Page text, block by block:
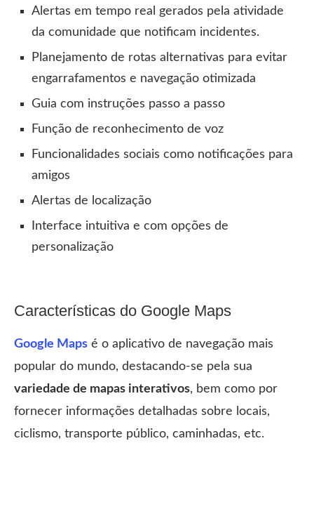
Alertas em tempo real gerados pela atividade
da comunidade que notificam incidentes.
Planejamento de rotas alternativas para evitar
engarrafamentos e navegação otimizada
Guia com instruções passo a passo
Função de reconhecimento de voz
Funcionalidades sociais como notificações para
amigos
Alertas de localização
Interface intuitiva e com opções de
personalização
Características do Google Maps
Google Maps é o aplicativo de navegação mais
popular do mundo, destacando-se pela sua
variedade de mapas interativos, bem como por
fornecer informações detalhadas sobre locais,
ciclismo, transporte público, caminhadas, etc.